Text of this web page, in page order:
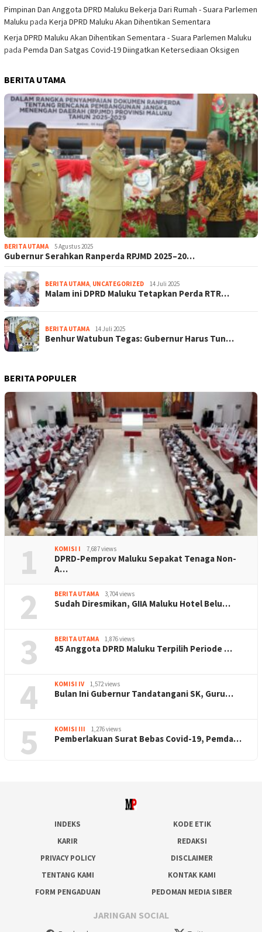
Pimpinan Dan Anggota DPRD Maluku Bekerja Dari Rumah - Suara Parlemen
Maluku pada Kerja DPRD Maluku Akan Dihentikan Sementara
Kerja DPRD Maluku Akan Dihentikan Sementara - Suara Parlemen Maluku
pada Pemda Dan Satgas Covid-19 Diingatkan Ketersediaan Oksigen
BERITA UTAMA
BERITA UTAMA 5 Agustus 2025
Gubernur Serahkan Ranperda RPJMD 2025–20…
BERITA UTAMA, UNCATEGORIZED 14 Juli 2025
Malam ini DPRD Maluku Tetapkan Perda RTR…
BERITA UTAMA 14 Juli 2025
Benhur Watubun Tegas: Gubernur Harus Tun…
BERITA POPULER
1 KOMISI I 7,687 views
DPRD-Pemprov Maluku Sepakat Tenaga Non-
A…
2 BERITA UTAMA 3,704 views
Sudah Diresmikan, GIIA Maluku Hotel Belu…
3 BERITA UTAMA 1,876 views
45 Anggota DPRD Maluku Terpilih Periode …
4 KOMISI IV 1,572 views
Bulan Ini Gubernur Tandatangani SK, Guru…
5 KOMISI III 1,276 views
Pemberlakuan Surat Bebas Covid-19, Pemda…
INDEKS
KODE ETIK
KARIR
REDAKSI
PRIVACY POLICY
DISCLAIMER
TENTANG KAMI
KONTAK KAMI
FORM PENGADUAN
PEDOMAN MEDIA SIBER
JARINGAN SOCIAL